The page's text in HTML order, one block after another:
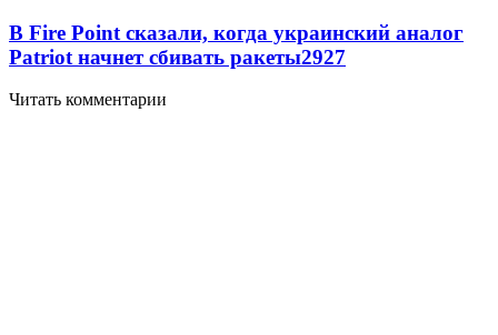
В Fire Point сказали, когда украинский аналог
Patriot начнет сбивать ракеты2927
Читать комментарии